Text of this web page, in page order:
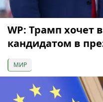
WP: Трамп хочет
кандидатом в
МИР